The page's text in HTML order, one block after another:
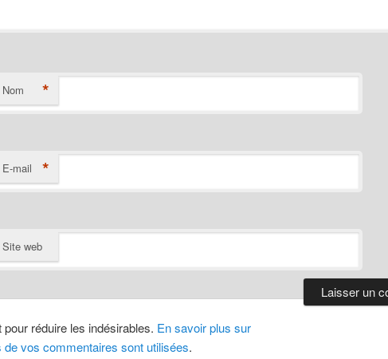
Nom *
E-mail *
Site web
réduire les indésirables. En savoir plus sur
vos commentaires sont utilisées.